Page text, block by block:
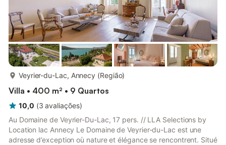
Veyrier-du-Lac, Annecy (Região)
Villa • 400 m² • 9 Quartos
10,0 (3 avaliações)
Au Domaine de Veyrier-Du-Lac, 17 pers. // LLA Selections by
Location lac Annecy Le Domaine de Veyrier-du-Lac est une
adresse d’exception où nature et élégance se rencontrent. Situé